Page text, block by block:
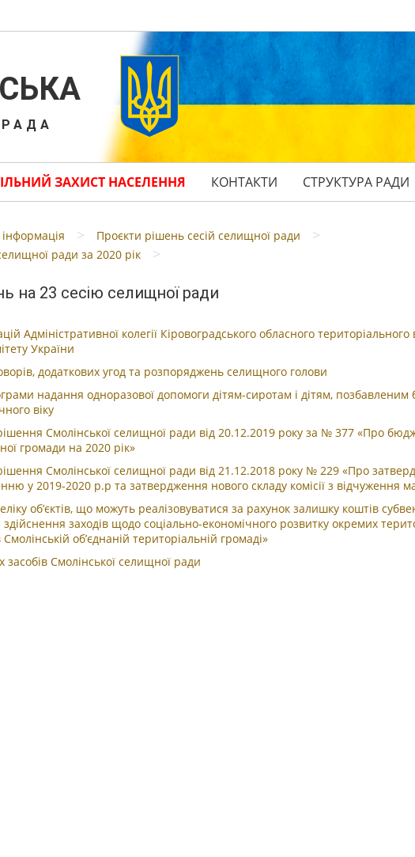
ЗАХИСТ НАСЕЛЕННЯ КОНТАКТИ СТРУКТУРА РАДИ
> Проєкти рішень сесій селищної ради >
ради за 2020 рік >
на 23 сесію селищної ради
Адміністративної колегії Кіровоградського обласного територіального
України
додаткових угод та розпоряджень селищного голови
надання одноразової допомоги дітям-сиротам і дітям, позбавленим
віку
Смолінської селищної ради від 20.12.2019 року за № 377 «Про
громади на 2020 рік»
Смолінської селищної ради від 21.12.2018 року № 229 «Про
у 2019-2020 р.р та затвердження нового складу комісії з відчуження
об’єктів, що можуть реалізовуватися за рахунок залишку коштів
заходів щодо соціально-економічного розвитку окремих
об’єднаній територіальній громаді»
Смолінської селищної ради